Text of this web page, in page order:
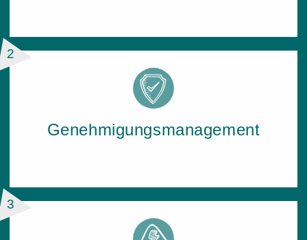
2
Ge­neh­mi­gungs­ma­nage­ment
3